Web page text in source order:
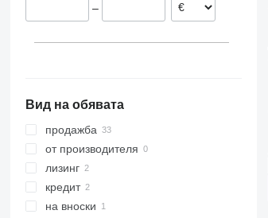
–
Вид на обявата
продажба
от производителя
лизинг
кредит
на вноски